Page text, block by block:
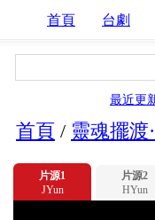
首頁 台劇
最近更
首頁 / 靈魂擺渡
片源1
JYun
片源2
HYun